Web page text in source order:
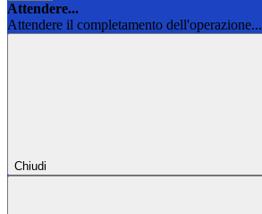
Attendere...
Attendere il completamento dell'operazione...
Chiudi